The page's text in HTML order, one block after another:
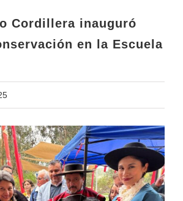
Cordillera inauguró
en la Escuela